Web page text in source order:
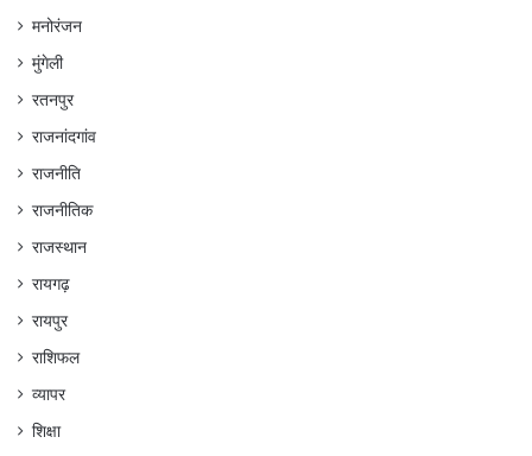
मनोरंजन
मुंगेली
रतनपुर
राजनांदगांव
राजनीति
राजनीतिक
राजस्थान
रायगढ़
रायपुर
राशिफल
व्यापर
शिक्षा